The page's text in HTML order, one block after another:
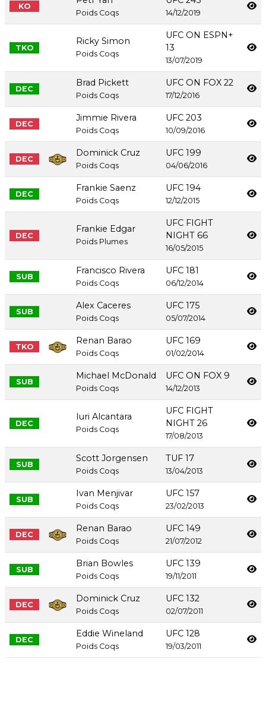
KO
Poids Coqs 14/12/2019
TKO
Ricky Simon
Poids Coqs
UFC ON ESPN+
13
13/07/2019
DEC
Brad Pickett
Poids Coqs
UFC ON FOX 22
17/12/2016
DEC
Jimmie Rivera
Poids Coqs
UFC 203
10/09/2016
DEC
Dominick Cruz
Poids Coqs
UFC 199
04/06/2016
DEC
Frankie Saenz
Poids Coqs
UFC 194
12/12/2015
DEC
Frankie Edgar
Poids Plumes
UFC FIGHT
NIGHT 66
16/05/2015
SUB
Francisco Rivera
Poids Coqs
UFC 181
06/12/2014
SUB
Alex Caceres
Poids Coqs
UFC 175
05/07/2014
TKO
Renan Barao
Poids Coqs
UFC 169
01/02/2014
SUB
Michael McDonald
Poids Coqs
UFC ON FOX 9
14/12/2013
DEC
Iuri Alcantara
Poids Coqs
UFC FIGHT
NIGHT 26
17/08/2013
SUB
Scott Jorgensen
Poids Coqs
TUF 17
13/04/2013
SUB
Ivan Menjivar
Poids Coqs
UFC 157
23/02/2013
DEC
Renan Barao
Poids Coqs
UFC 149
21/07/2012
SUB
Brian Bowles
Poids Coqs
UFC 139
19/11/2011
DEC
Dominick Cruz
Poids Coqs
UFC 132
02/07/2011
DEC
Eddie Wineland
Poids Coqs
UFC 128
19/03/2011